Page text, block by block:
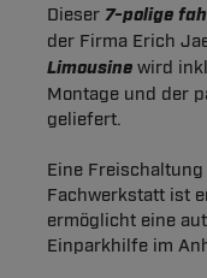
Dieser 7-polige
der Firma Erich
Limousine wird
Montage und der
geliefert.
Eine
Fachwerkstatt ist
ermöglicht eine
Einparkhilfe im